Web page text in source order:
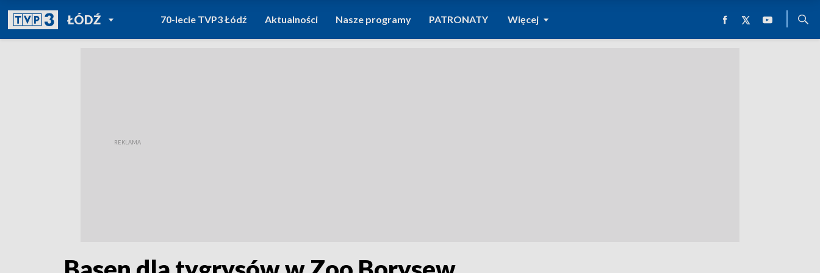
ŁÓDŹPOWRÓT DO
TVP REGIONY
70-lecie TVP3 Łódź Aktualności Nasze programy PATRONATY Więcej